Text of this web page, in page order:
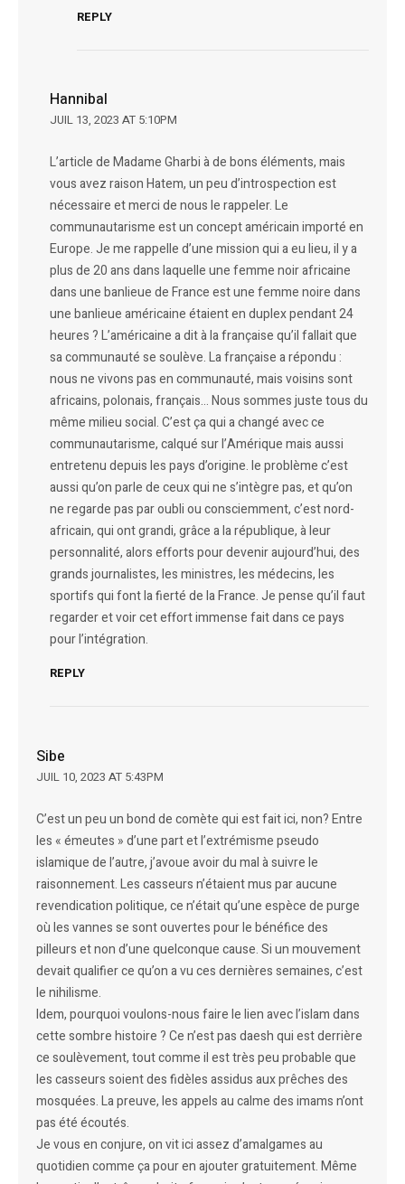
REPLY
Hannibal
JUIL 13, 2023 AT 5:10PM
L’article de Madame Gharbi à de bons éléments, mais
vous avez raison Hatem, un peu d’introspection est
nécessaire et merci de nous le rappeler. Le
communautarisme est un concept américain importé en
Europe. Je me rappelle d’une mission qui a eu lieu, il y a
plus de 20 ans dans laquelle une femme noir africaine
dans une banlieue de France est une femme noire dans
une banlieue américaine étaient en duplex pendant 24
heures ? L’américaine a dit à la française qu’il fallait que
sa communauté se soulève. La française a répondu :
nous ne vivons pas en communauté, mais voisins sont
africains, polonais, français… Nous sommes juste tous du
même milieu social. C’est ça qui a changé avec ce
communautarisme, calqué sur l’Amérique mais aussi
entretenu depuis les pays d’origine. le problème c’est
aussi qu’on parle de ceux qui ne s’intègre pas, et qu’on
ne regarde pas par oubli ou consciemment, c’est nord-
africain, qui ont grandi, grâce a la république, à leur
personnalité, alors efforts pour devenir aujourd’hui, des
grands journalistes, les ministres, les médecins, les
sportifs qui font la fierté de la France. Je pense qu’il faut
regarder et voir cet effort immense fait dans ce pays
pour l’intégration.
REPLY
Sibe
JUIL 10, 2023 AT 5:43PM
C’est un peu un bond de comète qui est fait ici, non? Entre
les « émeutes » d’une part et l’extrémisme pseudo
islamique de l’autre, j’avoue avoir du mal à suivre le
raisonnement. Les casseurs n’étaient mus par aucune
revendication politique, ce n’était qu’une espèce de purge
où les vannes se sont ouvertes pour le bénéfice des
pilleurs et non d’une quelconque cause. Si un mouvement
devait qualifier ce qu’on a vu ces dernières semaines, c’est
le nihilisme.
Idem, pourquoi voulons-nous faire le lien avec l’islam dans
cette sombre histoire ? Ce n’est pas daesh qui est derrière
ce soulèvement, tout comme il est très peu probable que
les casseurs soient des fidèles assidus aux prêches des
mosquées. La preuve, les appels au calme des imams n’ont
pas été écoutés.
Je vous en conjure, on vit ici assez d’amalgames au
quotidien comme ça pour en ajouter gratuitement. Même